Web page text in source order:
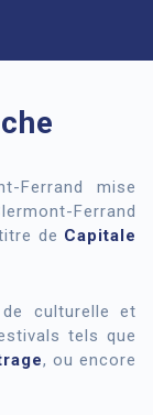
Ferrand mise
Ferrand
de Capitale
culturelle et
tels que
, ou encore